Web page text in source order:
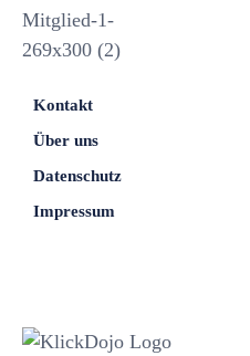
Kontakt
Über uns
Datenschutz
Impressum